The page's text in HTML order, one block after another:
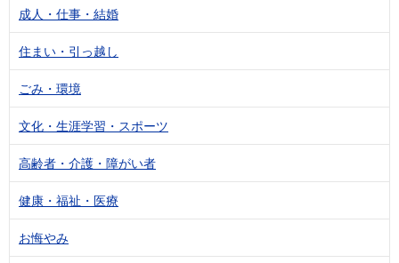
成人・仕事・結婚
住まい・引っ越し
ごみ・環境
文化・生涯学習・スポーツ
高齢者・介護・障がい者
健康・福祉・医療
お悔やみ